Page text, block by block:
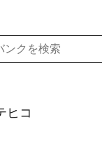
ヒコ